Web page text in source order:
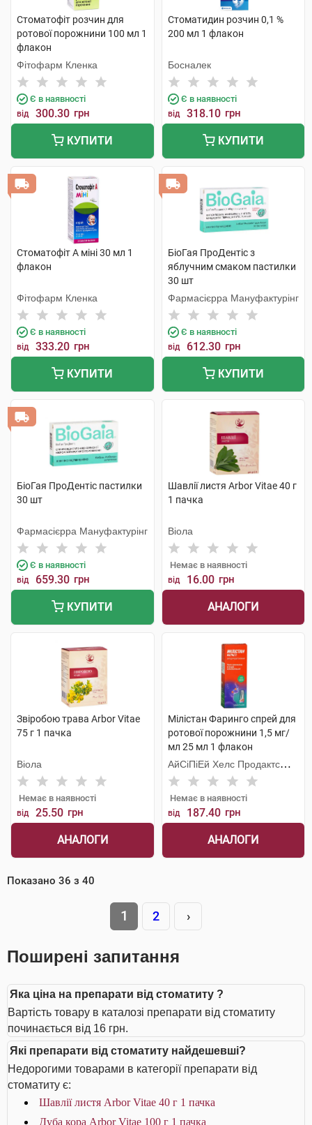
Стоматофіт розчин для
ротової порожнини 100 мл 1
флакон
Фітофарм Кленка
Є в наявності
від 300.30 грн
КУПИТИ
Стоматидин розчин 0,1 %
200 мл 1 флакон
Босналек
Є в наявності
від 318.10 грн
КУПИТИ
Стоматофіт А міні 30 мл 1
флакон
Фітофарм Кленка
Є в наявності
від 333.20 грн
КУПИТИ
БіоГая ПроДентіс з
яблучним смаком пастилки
30 шт
Фармасієрра Мануфактурінг
Є в наявності
від 612.30 грн
КУПИТИ
БіоГая ПроДентіс пастилки
30 шт
Фармасієрра Мануфактурінг
Є в наявності
від 659.30 грн
КУПИТИ
Шавлії листя Arbor Vitae 40 г
1 пачка
Віола
Немає в наявності
від 16.00 грн
АНАЛОГИ
Звіробою трава Arbor Vitae
75 г 1 пачка
Віола
Немає в наявності
від 25.50 грн
АНАЛОГИ
Мілістан Фаринго спрей для
ротової порожнини 1,5 мг/
мл 25 мл 1 флакон
АйСіПіЕй Хелс Продактc
Лімітед
Немає в наявності
від 187.40 грн
АНАЛОГИ
Показано 36 з 40
1 2 ›
Поширені запитання
Яка ціна на препарати від стоматиту ?
Вартість товару в каталозі препарати від стоматиту
починається від 16 грн.
Які препарати від стоматиту найдешевші?
Недорогими товарами в категорії препарати від
стоматиту є:
Шавлії листя Arbor Vitae 40 г 1 пачка
Дуба кора Arbor Vitae 100 г 1 пачка